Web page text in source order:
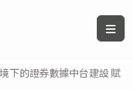
下的證券數據中台建設 賦